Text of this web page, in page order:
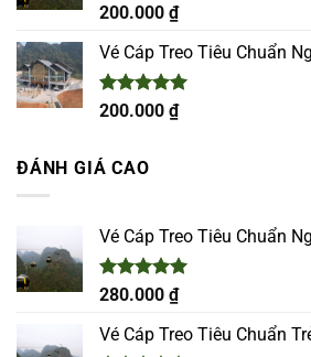
Được xếp
5.00
5 sao
200.000 ₫
Vé Cáp Treo Tiêu Chuẩn
Được xếp
5.00
200.000 ₫
ĐÁNH GIÁ CAO
Vé Cáp Treo Tiêu Chuẩn
Được xếp
5.00
5 sao
280.000 ₫
Vé Cáp Treo Tiêu Chuẩn